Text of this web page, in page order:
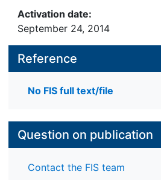
Activation date:
September 24, 2014
Reference
No FIS full text/file
Question on publication
Contact the FIS team